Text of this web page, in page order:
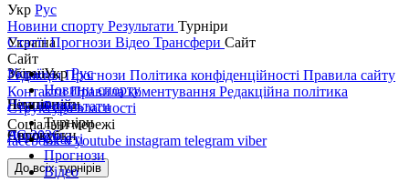
Укр Рус
Новини спорту Результати Турніри
Україна
Україна
Перша ліга
Друга ліга
Кубок України
Збірні
Ліга націй
ЧС 2026
Чемпіонати
Англія
Іспанія
Єврокубки
Ліга чемпіонів
До всіх турнірів
СтаттіПрогнози Відео Трансфери Сайт
Сайт
РедакціяПрогнози Політика конфіденційності Правила сайту
КонтактиПравила коментування Редакційна політика
Структура власності
Соціальні мережі
facebookxyoutube instagram telegram viber
УкрРус
Новини спорту
Результати
Турніри
Статті
Прогнози
Відео